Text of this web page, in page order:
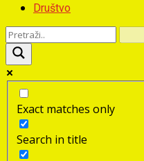
Društvo
Exact matches only
Search in title